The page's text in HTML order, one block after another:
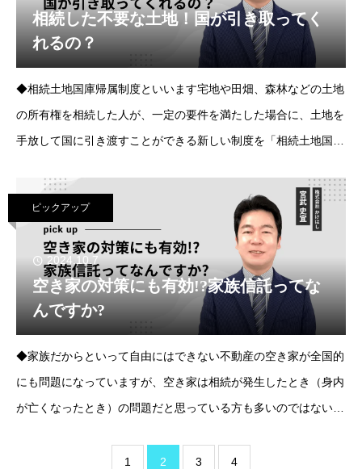
相続した不要な土地！国が引き取ってく
れるの？
◆相続土地国庫帰属制度といいます宅地や田畑、森林などの土地
の所有権を相続した人が、一定の要件を満たした場合に、土地を
手放して国に引き渡すことができる新しい制度を「相続土地国庫
もなりますが、相続で取得した土地が管理
ピックアップ
2024.10.7
空き家の対策にも有効!?家族信託ってな
んですか?
◆家族だからといって自由にはできない不動産の空き家が全国的
にも問題になっていますが、空き家は相続が発生したとき（身内
が亡くなったとき）の問題だと思っている方も多いのではないで
施設に入所して空き家になるケースも意外
1 2 3 4